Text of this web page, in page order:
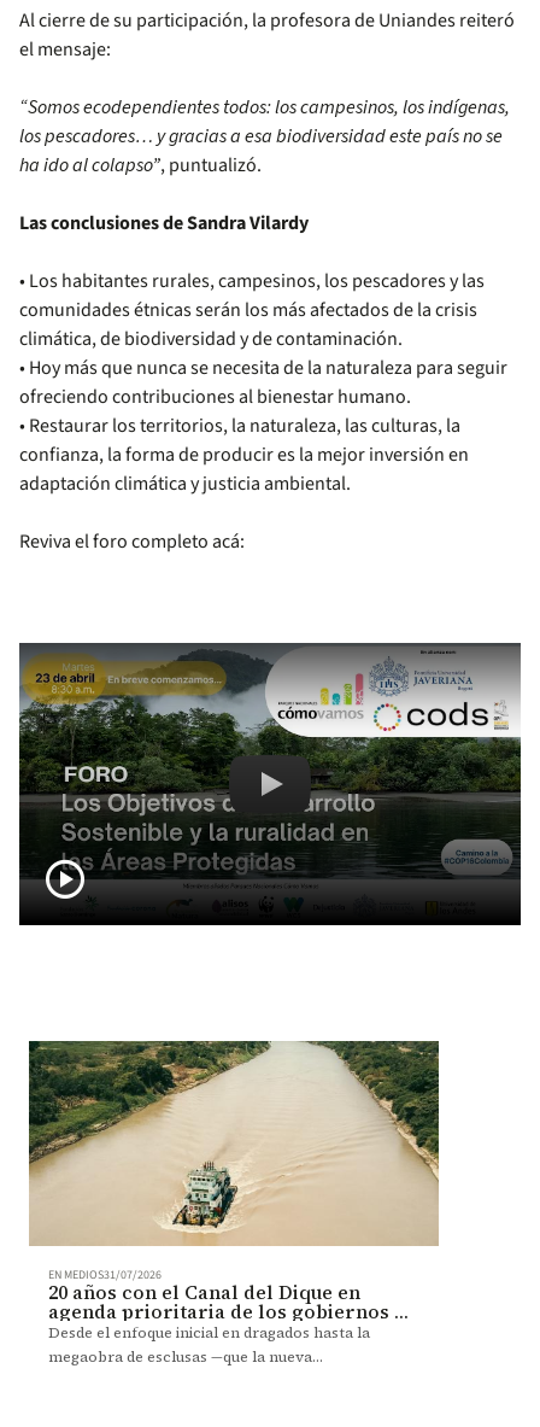
Al cierre de su participación, la profesora de Uniandes reiteró
el mensaje:
“Somos ecodependientes todos: los campesinos, los indígenas,
los pescadores… y gracias a esa biodiversidad este país no se
ha ido al colapso”, puntualizó.
Las conclusiones de Sandra Vilardy
• Los habitantes rurales, campesinos, los pescadores y las
comunidades étnicas serán los más afectados de la crisis
climática, de biodiversidad y de contaminación.
• Hoy más que nunca se necesita de la naturaleza para seguir
ofreciendo contribuciones al bienestar humano.
• Restaurar los territorios, la naturaleza, las culturas, la
confianza, la forma de producir es la mejor inversión en
adaptación climática y justicia ambiental.
Reviva el foro completo acá:
Remote video URL
FORO Los Objetivos de
play_circle
EN MEDIOS31/07/2026
20 años con el Canal del Dique en
agenda prioritaria de los gobiernos de
turno
Desde el enfoque inicial en dragados hasta la
megaobra de esclusas —que la nueva